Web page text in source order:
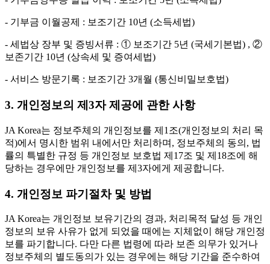
- 기부금 이월공제 : 보조기간 10년 (소득세법)
- 세법상 장부 및 증빙서류 : ① 보조기간 5년 (국세기본법) , ②
보존기간 10년 (상속세 및 증여세법)
- 서비스 방문기록 : 보조기간 3개월 (통신비밀보호법)
3. 개인정보의 제3자 제공에 관한 사항
JA Korea는 정보주체의 개인정보를 제1조(개인정보의 처리 목
적)에서 명시한 범위 내에서만 처리하며, 정보주체의 동의, 법
률의 특별한 규정 등 개인정보 보호법 제17조 및 제18조에 해
당하는 경우에만 개인정보를 제3자에게 제공합니다.
4. 개인정보 파기절차 및 방법
JA Korea는 개인정보 보유기간의 경과, 처리목적 달성 등 개인
정보의 보유 사유가 없게 되었을 때에는 지체없이 해당 개인정
보를 파기합니다. 다만 다른 법령에 따라 보존 의무가 있거나
정보주체의 별도동의가 있는 경우에는 해당 기간을 준수하여